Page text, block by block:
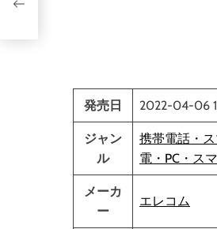
発売日 2022-04-06
ジャン
ル
携帯電話・
電・PC・ス
メーカ
ー
エレコム